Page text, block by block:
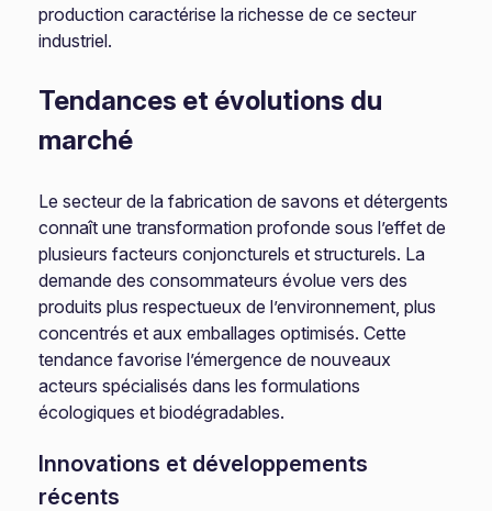
production caractérise la richesse de ce secteur
industriel.
Tendances et évolutions du
marché
Le secteur de la fabrication de savons et détergents
connaît une transformation profonde sous l’effet de
plusieurs facteurs conjoncturels et structurels. La
demande des consommateurs évolue vers des
produits plus respectueux de l’environnement, plus
concentrés et aux emballages optimisés. Cette
tendance favorise l’émergence de nouveaux
acteurs spécialisés dans les formulations
écologiques et biodégradables.
Innovations et développements
récents